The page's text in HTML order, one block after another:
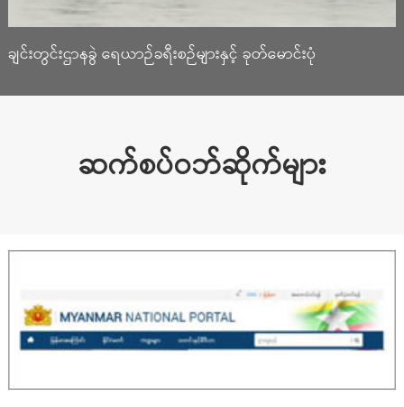
ချင်းတွင်းဌာနခွဲ ရေယာဉ်ခရီးစဉ်များနှင့် ခုတ်မောင်းပုံ
ဆက်စပ်ဝဘ်ဆိုက်များ